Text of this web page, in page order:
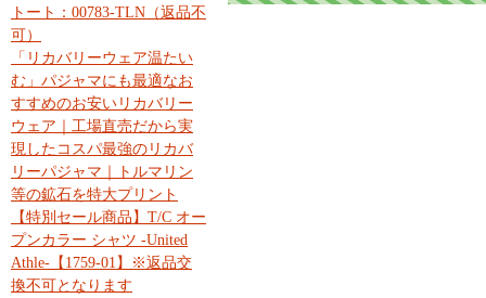
トート：00783-TLN（返品不
可）
「リカバリーウェア温たい
む」パジャマにも最適なお
すすめのお安いリカバリー
ウェア｜工場直売だから実
現したコスパ最強のリカバ
リーパジャマ｜トルマリン
等の鉱石を特大プリント
【特別セール商品】T/C オー
プンカラー シャツ -United
Athle-【1759-01】※返品交
換不可となります